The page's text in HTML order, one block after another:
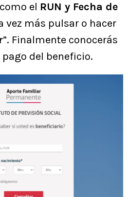
el RUN y Fecha de
vez más pulsar o hacer
”. Finalmente conocerás
del beneficio.